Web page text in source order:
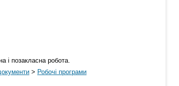
і позакласна робота.
> Робочі програми